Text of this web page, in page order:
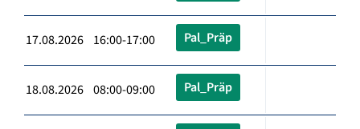
17.08.2026 16:00-17:00 Pal_Präp
18.08.2026 08:00-09:00 Pal_Präp